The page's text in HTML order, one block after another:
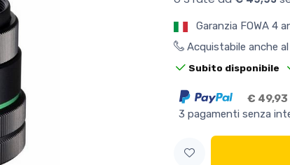
Garanzia FOWA 4
Acquistabile anche
Subito disponibile
€ 49,93
3 pagamenti senza